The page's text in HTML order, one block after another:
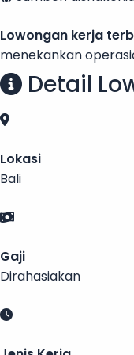
Lowongan kerja
menekankan
Detail
Lokasi
Bali
Gaji
Dirahasiakan